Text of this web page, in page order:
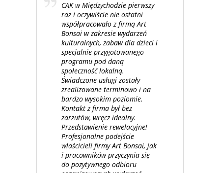
CAK w Międzychodzie pierwszy
raz i oczywiście nie ostatni
współpracowało z firmą Art
Bonsai w zakresie wydarzeń
kulturalnych, zabaw dla dzieci i
specjalnie przygotowanego
programu pod daną
społeczność lokalną.
Świadczone usługi zostały
zrealizowane terminowo i na
bardzo wysokim poziomie.
Kontakt z firma był bez
zarzutów, wręcz idealny.
Przedstawienie rewelacyjne!
Profesjonalne podejście
właścicieli firmy Art Bonsai, jak
i pracowników przyczynia się
do pozytywnego odbioru